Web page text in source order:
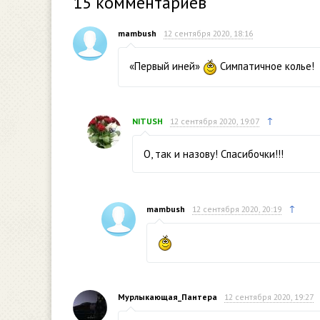
mambush 12 сентября 2020, 18:16
«Первый иней» Симпатичное колье!
NITUSH 12 сентября 2020, 19:07 ↑
О, так и назову! Спасибочки!!!
mambush 12 сентября 2020, 20:19 ↑
Мурлыкающая_Пантера 12 сентября 2020, 19:27